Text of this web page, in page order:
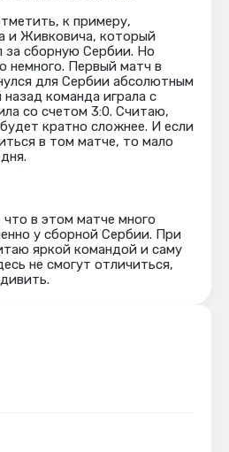
к примеру,
и Живковича, который
за сборную Сербии. Но
немного. Первый матч в
для Сербии абсолютным
команда играла с
со счетом 3:0. Считаю,
кратно сложнее. И если
в том матче, то мало
в этом матче много
у сборной Сербии. При
яркой командой и саму
не смогут отличиться,